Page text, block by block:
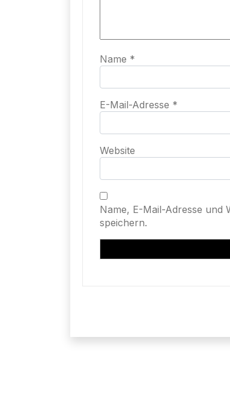
Name *
E-Mail-Adresse *
Website
Name, E-Mail-Adresse und
speichern.